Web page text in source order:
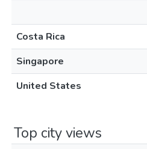
Costa Rica
Singapore
United States
Top city views